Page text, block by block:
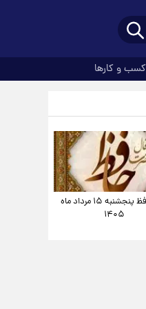
کسب و کارها
فال حافظ پنجشنبه ۱۵ مرداد ماه
۱۴۰۵